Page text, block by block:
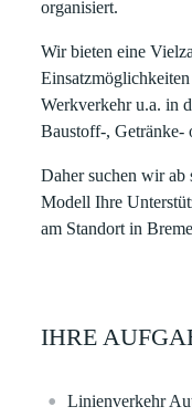
organisiert.
Wir bieten eine
Werkverkehr u.a. in
Baustoff-, Getränke-
Daher suchen wirab
Modell Ihre
am Standort in
IHRE
Linienverkehr